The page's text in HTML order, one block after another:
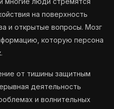
на поверхность
и открытые вопросы. Мозг
которую персона
от тишины защитным
деятельность
и волнительных